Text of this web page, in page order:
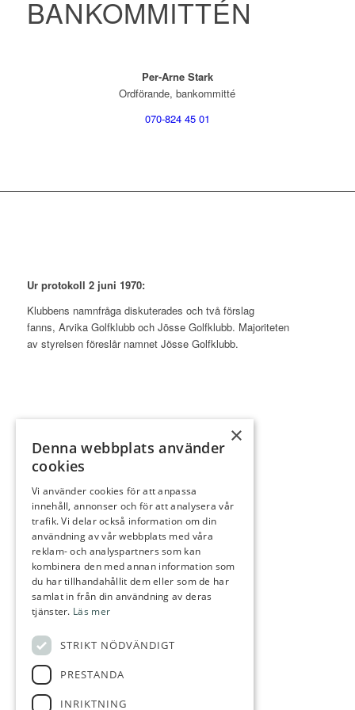
BANKOMMITTÉN
Per-Arne Stark
Ordförande, bankommitté
070-824 45 01
Ur protokoll 2 juni 1970:
Klubbens namnfråga diskuterades och två förslag
fanns, Arvika Golfklubb och Jösse Golfklubb. Majoriteten
av styrelsen föreslår namnet Jösse Golfklubb.
ARVIKA GOLFKLUBB
Kansli/Golfshop
0703-88 41 33
info@arvikagk.com
Öppettider fr.om. V.15 Kansli/Shop
Måndag-Torsdag 09:00-16:00
Lördag-Söndag 08:00-14:00
×
Denna webbplats använder
cookies
Vi använder cookies för att anpassa
innehåll, annonser och för att analysera vår
trafik. Vi delar också information om din
användning av vår webbplats med våra
reklam- och analyspartners som kan
kombinera den med annan information som
du har tillhandahållit dem eller som de har
samlat in från din användning av deras
tjänster. Läs mer
STRIKT NÖDVÄNDIGT
PRESTANDA
INRIKTNING